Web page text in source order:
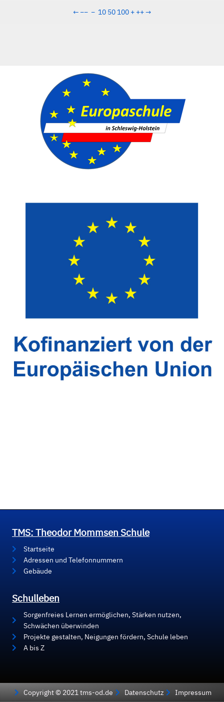
← −− − 10 50 100 + ++→
TMS: Theodor Mommsen Schule
Startseite
Adressen und Telefonnummern
Gebäude
Schulleben
Sorgenfreies Lernen ermöglichen, Stärken nutzen,
Schwächen überwinden
Projekte gestalten, Neigungen fördern, Schule leben
A bis Z
Copyright © 2021 tms-od.de Datenschutz Impressum